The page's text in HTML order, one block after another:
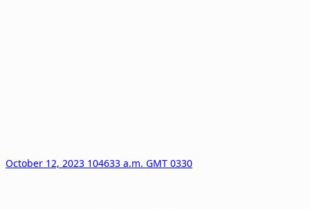
October 12, 2023 104633 a.m. GMT 0330